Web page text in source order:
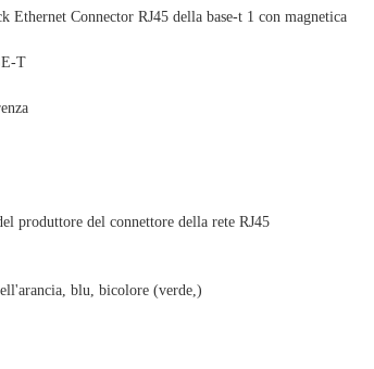
Connector RJ45 della base-t 1 con magnetica
T
produttore del connettore della rete RJ45
blu, bicolore (verde,)